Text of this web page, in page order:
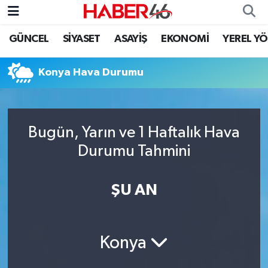
GÜNCEL SİYASET ASAYİŞ EKONOMİ YEREL
Konya Hava Durumu
Bugün, Yarın ve 1 Haftalık Hava
Durumu Tahmini
ŞU AN
Konya
GÜNCEL
SİYASET
EKONOMİ
SPOR
Nöbetçi Eczaneler
Hava Durumu
Kahramanmaraş Namaz Vakitleri
Trafik Durumu